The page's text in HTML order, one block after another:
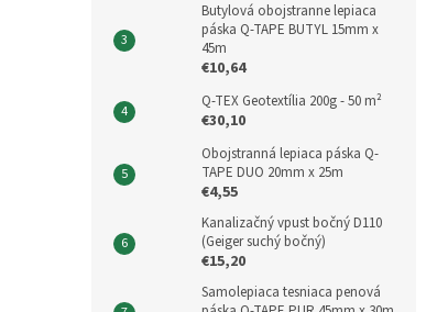
Butylová obojstranne lepiaca
páska Q-TAPE BUTYL 15mm x
45m
€10,64
Q-TEX Geotextília 200g - 50 m²
€30,10
Obojstranná lepiaca páska Q-
TAPE DUO 20mm x 25m
€4,55
Kanalizačný vpust bočný D110
(Geiger suchý bočný)
€15,20
Samolepiaca tesniaca penová